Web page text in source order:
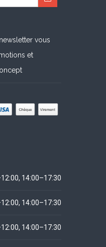
vous
et
14:00–17:30
14:00–17:30
14:00–17:30